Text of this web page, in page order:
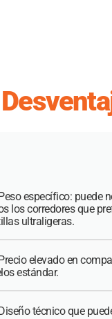
Peso específico: puede
los corredores que
ultraligeras.
elevado en
estándar.
técnico que